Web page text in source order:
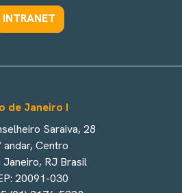
INTRANET
de Janeiro I
Saraiva, 28
andar, Centro
Janeiro, RJ Brasil
20091-030